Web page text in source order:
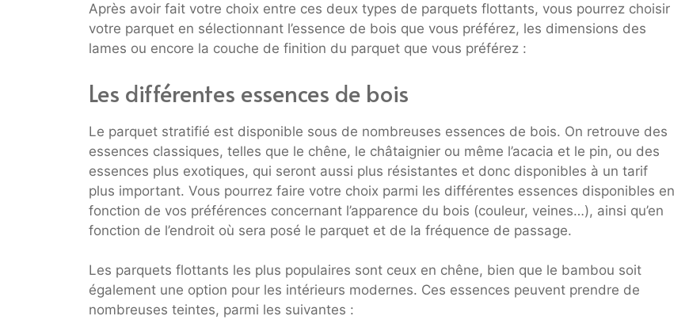
Après avoir fait votre choix entre ces deux types de parquets flottants, vous pourrez choisir
votre parquet en sélectionnant l’essence de bois que vous préférez, les dimensions des
lames ou encore la couche de finition du parquet que vous préférez :
Les différentes essences de bois
Le parquet stratifié est disponible sous de nombreuses essences de bois. On retrouve des
essences classiques, telles que le chêne, le châtaignier ou même l’acacia et le pin, ou des
essences plus exotiques, qui seront aussi plus résistantes et donc disponibles à un tarif
plus important. Vous pourrez faire votre choix parmi les différentes essences disponibles en
fonction de vos préférences concernant l’apparence du bois (couleur, veines…), ainsi qu’en
fonction de l’endroit où sera posé le parquet et de la fréquence de passage.
Les parquets flottants les plus populaires sont ceux en chêne, bien que le bambou soit
également une option pour les intérieurs modernes. Ces essences peuvent prendre de
nombreuses teintes, parmi les suivantes :